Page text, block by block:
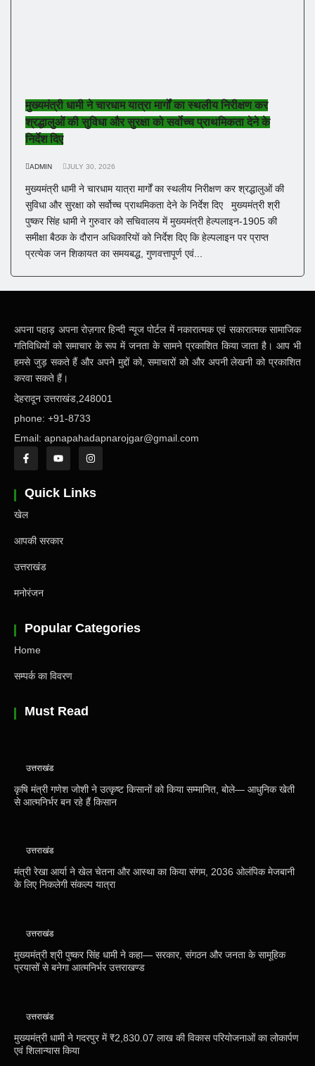
मुख्यमंत्री धामी ने चारधाम यात्रा मार्गों का स्थलीय निरीक्षण कर
श्रद्धालुओं की सुविधा और सुरक्षा को सर्वोच्च प्राथमिकता देने के
निर्देश दिए
ADMIN JULY 30, 2026
मुख्यमंत्री धामी ने चारधाम यात्रा मार्गों का स्थलीय निरीक्षण कर श्रद्धालुओं की
सुविधा और सुरक्षा को सर्वोच्च प्राथमिकता देने के निर्देश दिए मुख्यमंत्री श्री
पुष्कर सिंह धामी ने गुरुवार को सचिवालय में मुख्यमंत्री हेल्पलाइन-1905 की
समीक्षा बैठक के दौरान अधिकारियों को निर्देश दिए कि हेल्पलाइन पर प्राप्त
प्रत्येक जन शिकायत का समयबद्ध, गुणवत्तापूर्ण एवं...
अपना पहाड़ अपना रोज़गार हिन्दी न्यूज पोर्टल में नकारात्मक एवं सकारात्मक सामाजिक
गतिविधियों को समाचार के रूप में जनता के सामने प्रकाशित किया जाता है। आप भी
हमसे जुड़ सकते हैं और अपने मुद्दों को, समाचारों को और अपनी लेखनी को प्रकाशित
करवा सकते हैं।
देहरादून उत्तराखंड,248001
phone: +91-8733
Email: apnapahadapnarojgar@gmail.com
Quick Links
खेल
आपकी सरकार
उत्तराखंड
मनोरंजन
Popular Categories
Home
सम्पर्क का विवरण
Must Read
उत्तराखंड
कृषि मंत्री गणेश जोशी ने उत्कृष्ट किसानों को किया सम्मानित, बोले— आधुनिक खेती
से आत्मनिर्भर बन रहे हैं किसान
उत्तराखंड
मंत्री रेखा आर्या ने खेल चेतना और आस्था का किया संगम, 2036 ओलंपिक मेजबानी
के लिए निकलेगी संकल्प यात्रा
उत्तराखंड
मुख्यमंत्री श्री पुष्कर सिंह धामी ने कहा— सरकार, संगठन और जनता के सामूहिक
प्रयासों से बनेगा आत्मनिर्भर उत्तराखण्ड
उत्तराखंड
मुख्यमंत्री धामी ने गदरपुर में ₹2,830.07 लाख की विकास परियोजनाओं का लोकार्पण
एवं शिलान्यास किया